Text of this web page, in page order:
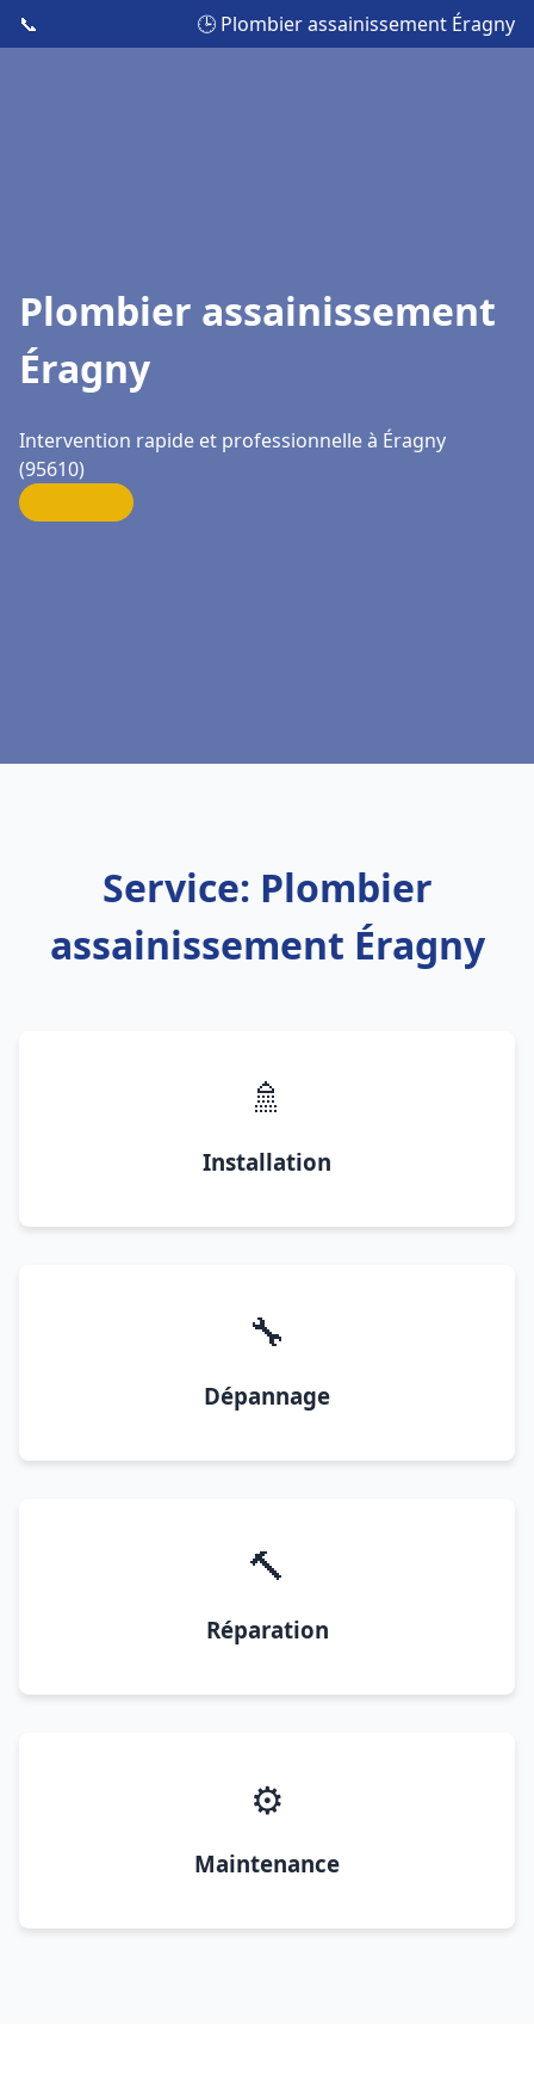
📞 🕒 Plombier assainissement Éragny
Plombier assainissement
Éragny
Intervention rapide et professionnelle à Éragny
(95610)
Service: Plombier
assainissement Éragny
🚿
Installation
🔧
Dépannage
🔨
Réparation
⚙️
Maintenance